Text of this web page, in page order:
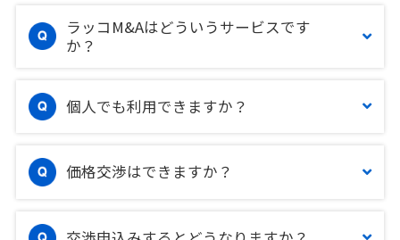
ラッコM&Aはどういうサービスです
か？
個人でも利用できますか？
価格交渉はできますか？